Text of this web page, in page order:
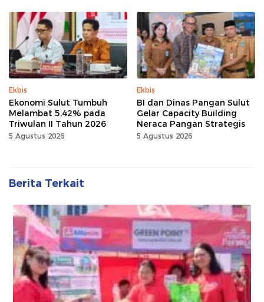
Ekbis
Ekonomi Sulut Tumbuh
Melambat 5,42% pada
Triwulan II Tahun 2026
5 Agustus 2026
Ekbis
BI dan Dinas Pangan Sulut
Gelar Capacity Building
Neraca Pangan Strategis
5 Agustus 2026
Berita Terkait